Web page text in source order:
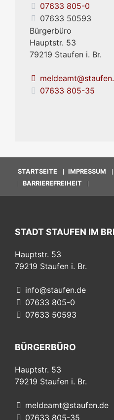
07633 805-0
07633 50593
Bürgerbüro
Hauptstr. 53
79219 Staufen i. Br.
07633 805-35
STARTSEITE IMPRESSUM
BARRIEREFREIHEIT
STADT STAUFEN IM
Hauptstr. 53
79219 Staufen i. Br.
info@staufen.de
07633 805-0
07633 50593
BÜRGERBÜRO
Hauptstr. 53
79219 Staufen i. Br.
meldeamt@staufen.de
07633 805-35